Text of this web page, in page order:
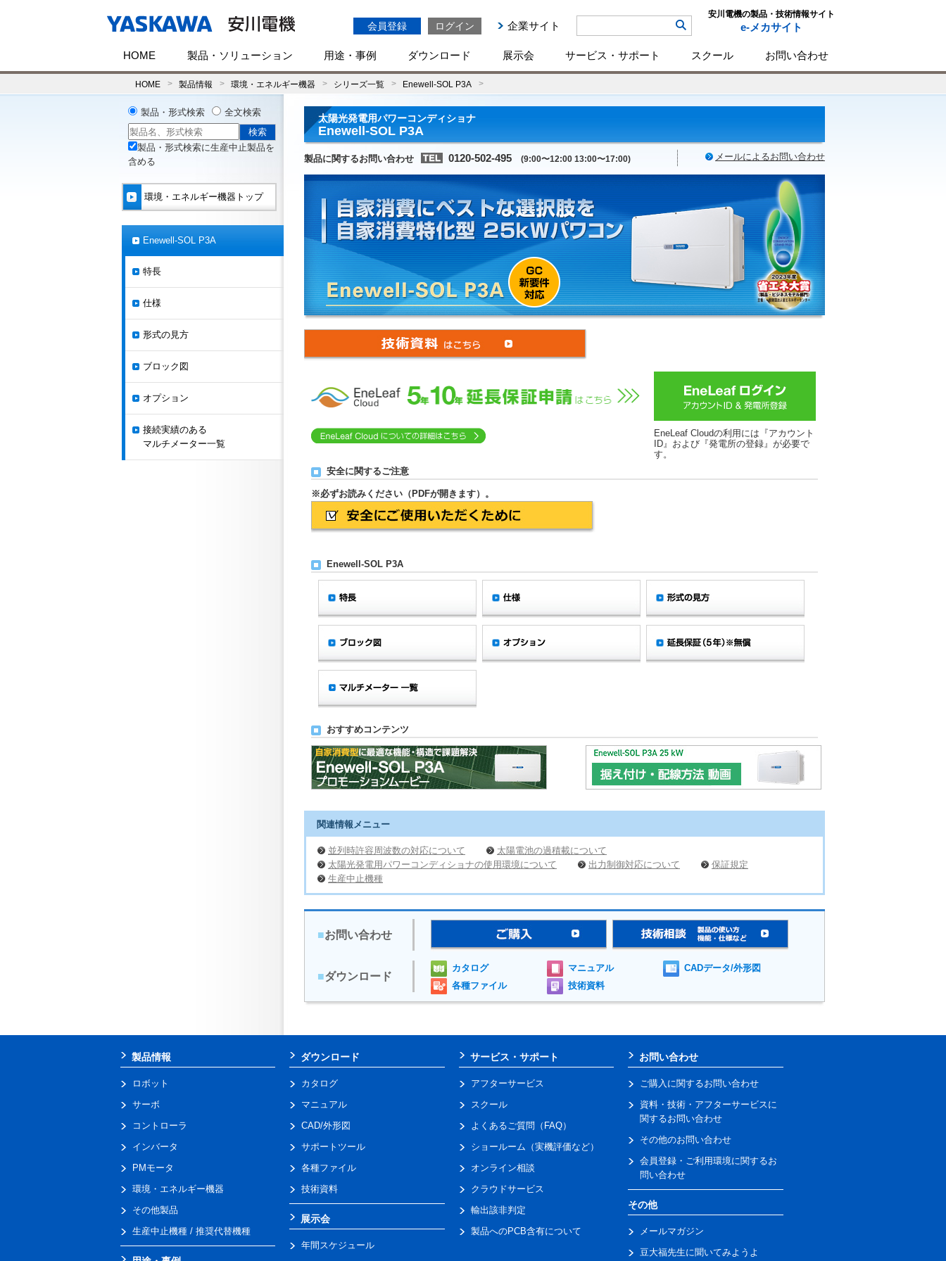
会員登録 ログイン 企業サイト
安川電機の製品・技術情報サイト
e-メカサイト
HOME 製品・ソリューション 用途・事例 ダウンロード 展示会 サービス・サポート スクール お問い合わせ
HOME 製品情報 環境・エネルギー機器 シリーズ一覧 Enewell-SOL P3A
太陽光発電用パワーコンディショナ
Enewell-SOL P3A
製品に関するお問い合わせ 0120-502-495 (9:00〜12:00 13:00〜17:00) メールによるお問い合わせ
EneLeaf Cloudの利用には『アカウント
ID』および『発電所の登録』が必要で
す。
安全に関するご注意
※必ずお読みください（PDFが開きます）。
Enewell-SOL P3A
おすすめコンテンツ
関連情報メニュー
並列時許容周波数の対応について
太陽電池の過積載について
太陽光発電用パワーコンディショナの使用環境について
出力制御対応について
保証規定
生産中止機種
■お問い合わせ
■ダウンロード
カタログ マニュアル
CADデータ/外形図
各種ファイル
技術資料
製品・形式検索 全文検索
製品・形式検索に生産中止製品を
含める
環境・エネルギー機器トップ
Enewell-SOL P3A
特長
仕様
形式の見方
ブロック図
オプション
接続実績のある
マルチメーター一覧
製品情報
ロボット
サーボ
コントローラ
インバータ
PMモータ
環境・エネルギー機器
その他製品
生産中止機種 / 推奨代替機種
ダウンロード
カタログ
マニュアル
CAD/外形図
サポートツール
各種ファイル
技術資料
展示会
年間スケジュール
サービス・サポート
アフターサービス
スクール
よくあるご質問（FAQ）
ショールーム（実機評価など）
オンライン相談
クラウドサービス
輸出該非判定
製品へのPCB含有について
お問い合わせ
ご購入に関するお問い合わせ
資料・技術・アフターサービスに
関するお問い合わせ
その他のお問い合わせ
会員登録・ご利用環境に関するお
問い合わせ
その他
メールマガジン
豆大福先生に聞いてみようよ